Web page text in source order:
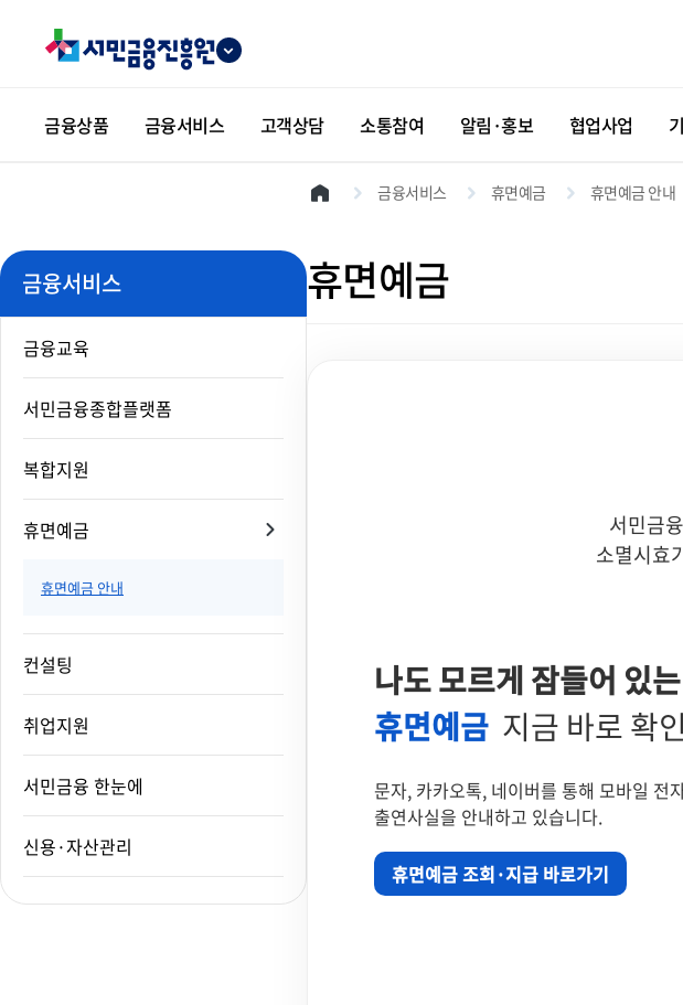
금융상품 금융서비스 고객상담 소통참여 알림·홍보 협업사업
금융서비스
금융교육
서민금융종합플랫폼
복합지원
휴면예금
휴면예금 안내
컨설팅
취업지원
서민금융 한눈에
신용·자산관리
금융서비스 휴면예금 휴면예금 안내
휴면예금
서민금
소멸시효
나도 모르게 잠들어 있는
휴면예금 지금 바로 확
문자, 카카오톡, 네이버를 통해 모바일 전
출연사실을 안내하고 있습니다.
휴면예금 조회·지급 바로가기